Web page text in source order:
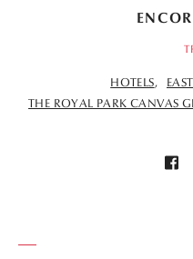
HOTELS
THE ROYAL PARK CANVAS